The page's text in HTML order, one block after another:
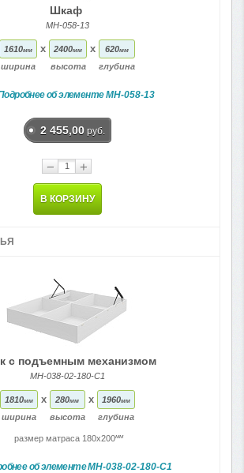
Шкаф
МН-058-13
1610мм
ширина
x 2400мм
высота
x 620мм
глубина
об элементеМН-058-13
2 455,00 руб.
− +
В КОРЗИНУ
с подъемным механизмом
МН-038-02-180-C1
1810мм
ширина
x 280мм
высота
x 1960мм
глубина
размер матраса 180x200мм
об элементеМН-038-02-180-C1